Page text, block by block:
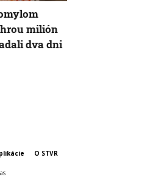
milión
dva dni
O STVR